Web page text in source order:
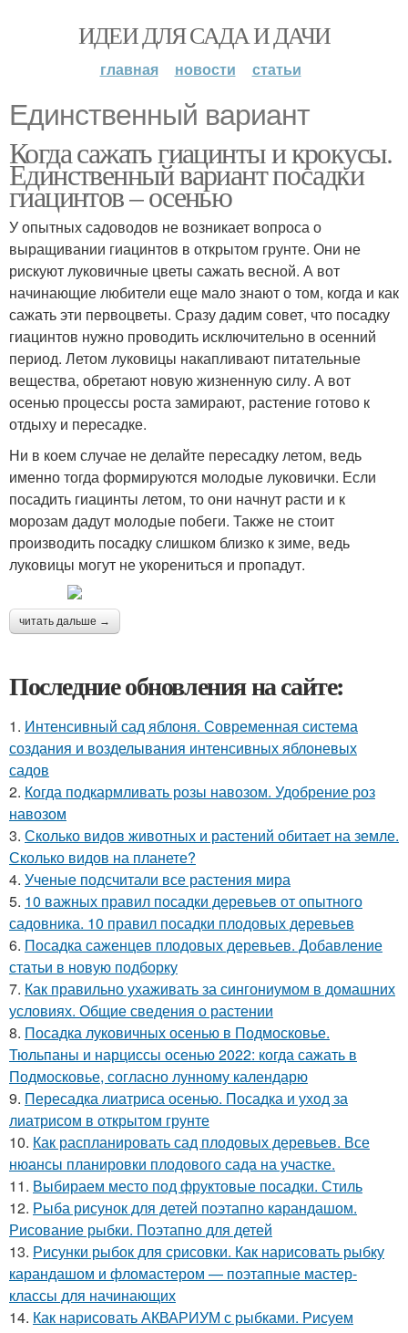
ИДЕИ ДЛЯ САДА И ДАЧИ
главная новости статьи
Единственный вариант
Когда сажать гиацинты и крокусы.
Единственный вариант посадки
гиацинтов – осенью
У опытных садоводов не возникает вопроса о
выращивании гиацинтов в открытом грунте. Они не
рискуют луковичные цветы сажать весной. А вот
начинающие любители еще мало знают о том, когда и как
сажать эти первоцветы. Сразу дадим совет, что посадку
гиацинтов нужно проводить исключительно в осенний
период. Летом луковицы накапливают питательные
вещества, обретают новую жизненную силу. А вот
осенью процессы роста замирают, растение готово к
отдыху и пересадке.
Ни в коем случае не делайте пересадку летом, ведь
именно тогда формируются молодые луковички. Если
посадить гиацинты летом, то они начнут расти и к
морозам дадут молодые побеги. Также не стоит
производить посадку слишком близко к зиме, ведь
луковицы могут не укорениться и пропадут.
читать дальше →
Последние обновления на сайте:
1. Интенсивный сад яблоня. Современная система
создания и возделывания интенсивных яблоневых
садов
2. Когда подкармливать розы навозом. Удобрение роз
навозом
3. Сколько видов животных и растений обитает на земле.
Сколько видов на планете?
4. Ученые подсчитали все растения мира
5. 10 важных правил посадки деревьев от опытного
садовника. 10 правил посадки плодовых деревьев
6. Посадка саженцев плодовых деревьев. Добавление
статьи в новую подборку
7. Как правильно ухаживать за сингониумом в домашних
условиях. Общие сведения о растении
8. Посадка луковичных осенью в Подмосковье.
Тюльпаны и нарциссы осенью 2022: когда сажать в
Подмосковье, согласно лунному календарю
9. Пересадка лиатриса осенью. Посадка и уход за
лиатрисом в открытом грунте
10. Как распланировать сад плодовых деревьев. Все
нюансы планировки плодового сада на участке.
11. Выбираем место под фруктовые посадки. Стиль
12. Рыба рисунок для детей поэтапно карандашом.
Рисование рыбки. Поэтапно для детей
13. Рисунки рыбок для срисовки. Как нарисовать рыбку
карандашом и фломастером — поэтапные мастер-
классы для начинающих
14. Как нарисовать АКВАРИУМ с рыбками. Рисуем